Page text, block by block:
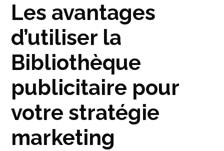
Les avantages
d’utiliser la
Bibliothèque
publicitaire pour
votre stratégie
marketing